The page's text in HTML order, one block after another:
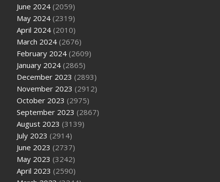
June 2024 (2059)
May 2024 (2319)
April 2024 (2010)
March 2024 (2676)
February 2024 (2609)
January 2024 (2865)
December 2023 (2893)
November 2023 (2912)
October 2023 (2975)
September 2023 (2867)
August 2023 (3139)
July 2023 (2914)
June 2023 (2737)
May 2023 (3242)
April 2023 (2590)